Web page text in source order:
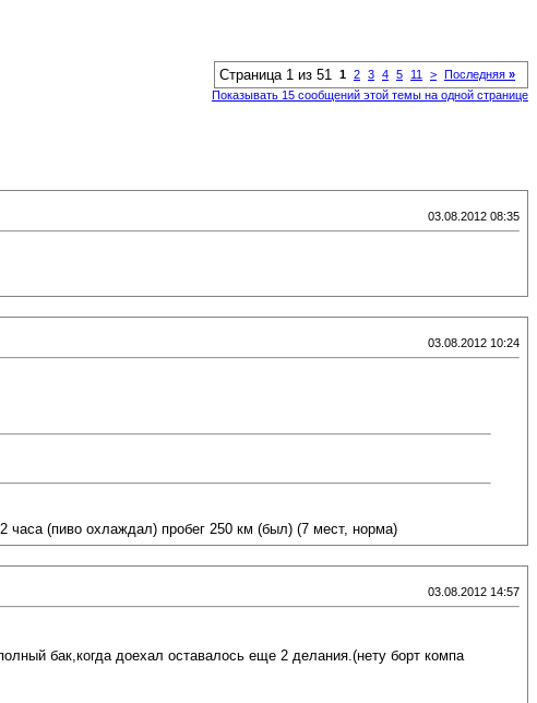
Страница 1 из 51 1 2 3 4 5 11 > Последняя »
Показывать 15 сообщений этой темы на одной странице
03.08.2012 08:35
03.08.2012 10:24
часа (пиво охлаждал) пробег 250 км (был) (7 мест, норма)
03.08.2012 14:57
бак,когда доехал оставалось еще 2 делания.(нету борт компа